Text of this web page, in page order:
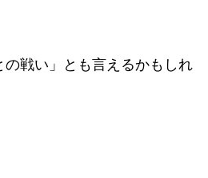
の戦い」とも言えるかもしれ